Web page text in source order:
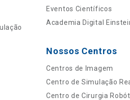
Eventos Científicos
Academia Digital
Nossos Centros
Centros de Imagem
Centro de Simulação
Centro de Cirurgia